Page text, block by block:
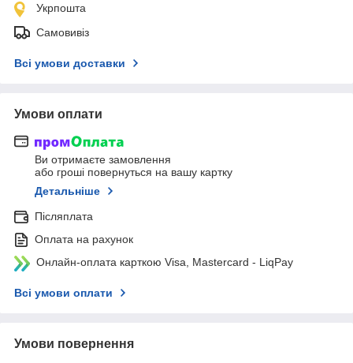
Укрпошта
Самовивіз
Всі умови доставки
Умови оплати
Ви отримаєте замовлення
або гроші повернуться на вашу картку
Детальніше
Післяплата
Оплата на рахунок
Онлайн-оплата карткою Visa, Mastercard - LiqPay
Всі умови оплати
Умови повернення